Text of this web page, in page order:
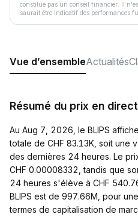
constitue pas un conseil financier. Il
saurait être indicatif des performances
Vue d’ensembleActualités
Résumé du prix en
Au Aug 7, 2026, le BLIPS
totale de CHF 83.13K, soit une
des dernières 24 heures. Le
CHF 0.00008332, tandis que
24 heures s'élève à CHF
BLIPS est de 997.66M, pour
termes de capitalisation de